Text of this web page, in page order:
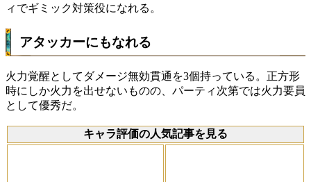
ィでギミック対策役になれる。
アタッカーにもなれる
火力覚醒としてダメージ無効貫通を3個持っている。正方形
時にしか火力を出せないものの、パーティ次第では火力要員
として優秀だ。
キャラ評価の人気記事を見る